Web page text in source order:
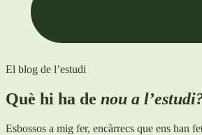
El blog de l’estudi
Què hi ha de nou a
Esbossos a mig fer, encàrrecs que ens han